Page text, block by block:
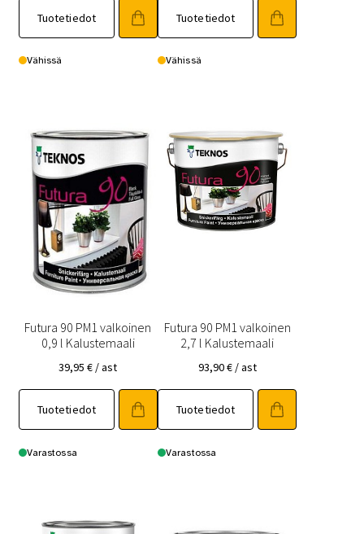
Tuotetiedot
Vähissä
Tuotetiedot
Vähissä
Futura 90 PM1 valkoinen
0,9 l Kalustemaali
39,95€ / ast
Tuotetiedot
Varastossa
Futura 90 PM1 valkoinen
2,7 l Kalustemaali
93,90€ / ast
Tuotetiedot
Varastossa